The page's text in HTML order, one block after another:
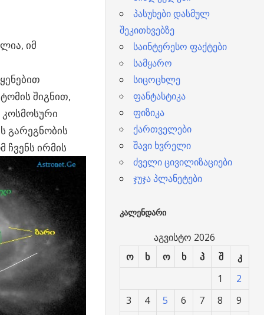
იმ
შიგნით,
გარეგნობის
ირმის
პასუხები დასმულ
შეკითხვებზე
საინტერესო ფაქტები
სამყარო
სიცოცხლე
ფანტასტიკა
ფიზიკა
ქართველები
შავი ხვრელი
ძველი ცივილიზაციები
ჯუჯა პლანეტები
ᲙᲐᲚᲔᲜᲓᲐᲠᲘ
აგვისტო 2026
ო
ხ ო ხ პ შ კ
1
2
3
4 5 6 7 8
9